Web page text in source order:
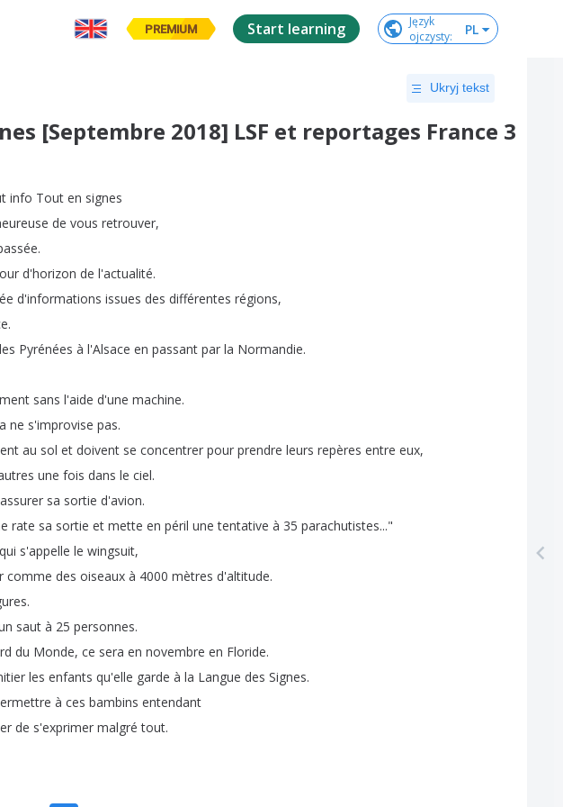
PREMIUM Start learning
Język
ojczysty: PL
Ukryj tekst
[Septembre 2018] LSF et reportages France 3
info Tout en signes
de vous retrouver,
.
d'horizon de l'actualité.
d'informations issues des différentes régions,
.
Pyrénées à l'Alsace en passant par la Normandie.
sans l'aide d'une machine.
ne s'improvise pas.
au sol et doivent se concentrer pour prendre leurs repères entre eux,
une fois dans le ciel.
assurer sa sortie d'avion.
rate sa sortie et mette en péril une tentative à 35 parachutistes..."
qui s'appelle le wingsuit,
comme des oiseaux à 4000 mètres d'altitude.
.
saut à 25 personnes.
du Monde, ce sera en novembre en Floride.
les enfants qu'elle garde à la Langue des Signes.
à ces bambins entendant
de s'exprimer malgré tout.